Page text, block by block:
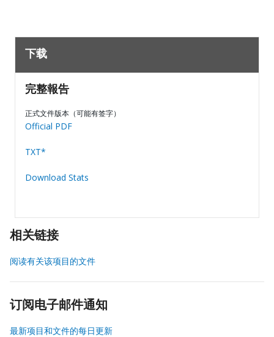
下载
完整報告
正式文件版本（可能有签字）
Official PDF
TXT*
Download Stats
相关链接
阅读有关该项目的文件
订阅电子邮件通知
最新项目和文件的每日更新